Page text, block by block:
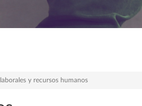
y recursos humanos